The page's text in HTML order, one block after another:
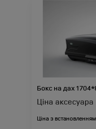
Бокс на дах
Ціна аксесуара
Ціна з встановленням